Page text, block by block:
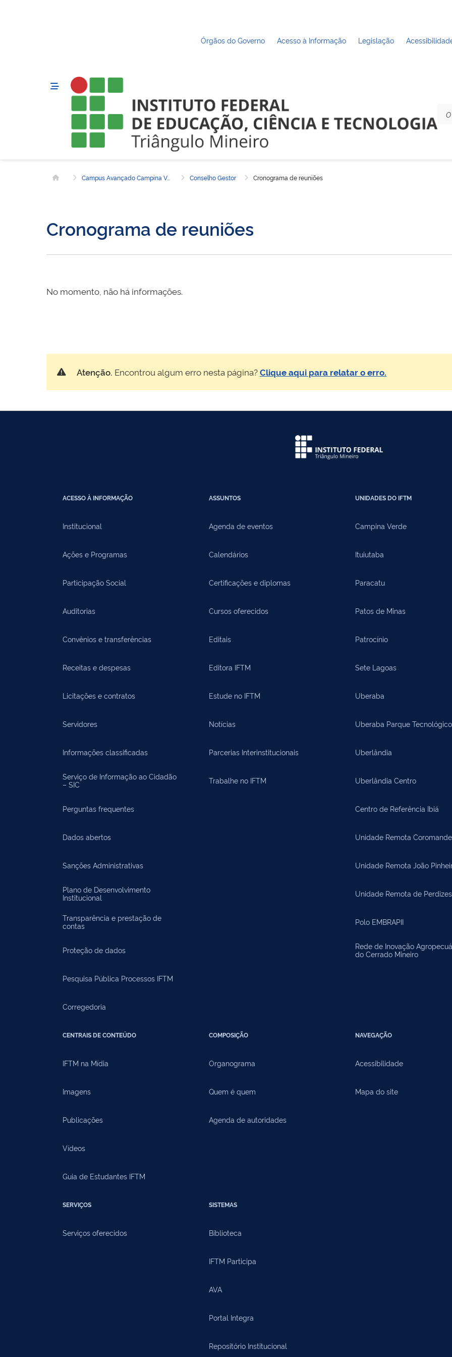
Órgãos do Governo Acesso à Informação Legislação
Página inicial Campus Avançado Campina Verde Conselho Gestor Cronograma de reuniões
Cronograma de reuniões
No momento, não há informações.
Atenção. Encontrou algum erro nesta página?Clique aqui para relatar o erro.
ACESSO À INFORMAÇÃO
Institucional
Ações e Programas
Participação Social
Auditorias
Convênios e transferências
Receitas e despesas
Licitações e contratos
Servidores
Informações classificadas
Serviço de Informação ao Cidadão
– SIC
Perguntas frequentes
Dados abertos
Sanções Administrativas
Plano de Desenvolvimento
Institucional
Transparência e prestação de
contas
Proteção de dados
Pesquisa Pública Processos IFTM
Corregedoria
ASSUNTOS
Agenda de eventos
Calendários
Certificações e diplomas
Cursos oferecidos
Editais
Editora IFTM
Estude no IFTM
Notícias
Parcerias Interinstitucionais
Trabalhe no IFTM
UNIDADES DO IFTM
Campina Verde
Ituiutaba
Paracatu
Patos de Minas
Patrocínio
Sete Lagoas
Uberaba
Uberaba Parque Tecnológico
Uberlândia
Uberlândia Centro
Centro de Referência Ibiá
Unidade Remota
Unidade Remota João
Unidade Remota de Perdizes
Polo EMBRAPII
Rede de Inovação
do Cerrado Mineiro
CENTRAIS DE CONTEÚDO
IFTM na Mídia
Imagens
Publicações
Vídeos
Guia de Estudantes IFTM
COMPOSIÇÃO
Organograma
Quem é quem
Agenda de autoridades
NAVEGAÇÃO
Acessibilidade
Mapa do site
SERVIÇOS
Serviços oferecidos
SISTEMAS
Biblioteca
IFTM Participa
AVA
Portal Integra
Repositório Institucional